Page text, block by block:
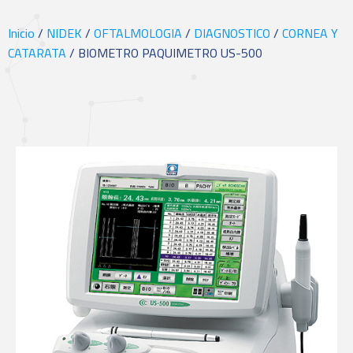
Inicio/ NIDEK/OFTALMOLOGIA/ DIAGNOSTICO/CORNEA Y
CATARATA/ BIOMETRO PAQUIMETRO US-500